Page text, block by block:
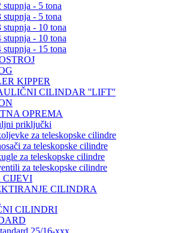
stupnja - 5 tona
stupnja - 5 tona
stupnja - 10 tona
stupnja - 10 tona
stupnja - 15 tona
KIPPER
CILINDAR ''LIFT''
OPREMA
priključki
za teleskopske cilindre
za teleskopske cilindre
za teleskopske cilindre
za teleskopske cilindre
CIJEVI
CILINDRA
CILINDRI
25/16-xxx